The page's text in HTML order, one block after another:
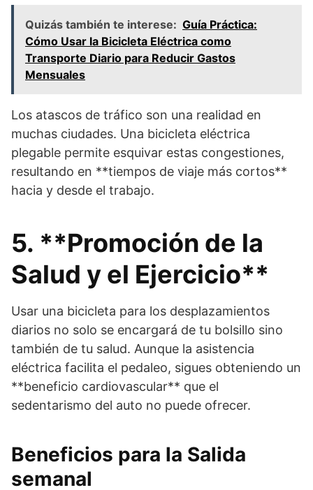
Quizás también te interese: Guía Práctica:
Cómo Usar la Bicicleta Eléctrica como
Transporte Diario para Reducir Gastos
Mensuales
Los atascos de tráfico son una realidad en
muchas ciudades. Una bicicleta eléctrica
plegable permite esquivar estas congestiones,
resultando en **tiempos de viaje más cortos**
hacia y desde el trabajo.
5. **Promoción de la
Salud y el Ejercicio**
Usar una bicicleta para los desplazamientos
diarios no solo se encargará de tu bolsillo sino
también de tu salud. Aunque la asistencia
eléctrica facilita el pedaleo, sigues obteniendo un
**beneficio cardiovascular** que el
sedentarismo del auto no puede ofrecer.
Beneficios para la Salida
semanal